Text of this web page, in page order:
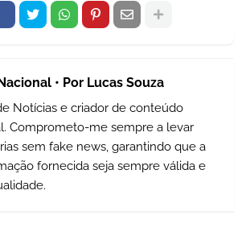
• Por Lucas Souza
Notícias e criador de conteúdo
Comprometo-me sempre a levar
sem fake news, garantindo que a
fornecida seja sempre válida e